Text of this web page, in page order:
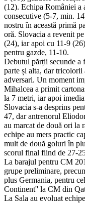
(12). Echipa României a
consecutive (5-7, min.
nostru în această primă
oră. Slovacia a revenit
(24), iar apoi cu 11-9
pentru gazde, 11-10.
Debutul părții secunde
parte și alta, dar tricolorii
adversari. Un moment
Mihalcea a primit
la 7 metri, iar apoi
Slovacia s-a desprins
47, dar antrenorul
au marcat de două ori la
echipe au mers practic
mult de două goluri în
scorul final fiind de 27-
La barajul pentru CM
grupe preliminare,
plus Germania, pentru
Continent'' la CM din
La Sala au evoluat